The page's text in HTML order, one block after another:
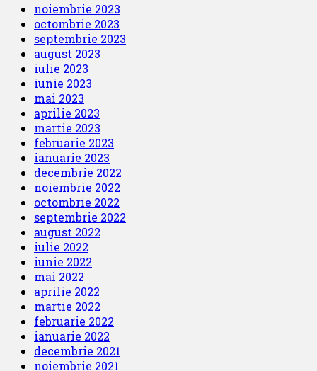
noiembrie 2023
octombrie 2023
septembrie 2023
august 2023
iulie 2023
iunie 2023
mai 2023
aprilie 2023
martie 2023
februarie 2023
ianuarie 2023
decembrie 2022
noiembrie 2022
octombrie 2022
septembrie 2022
august 2022
iulie 2022
iunie 2022
mai 2022
aprilie 2022
martie 2022
februarie 2022
ianuarie 2022
decembrie 2021
noiembrie 2021